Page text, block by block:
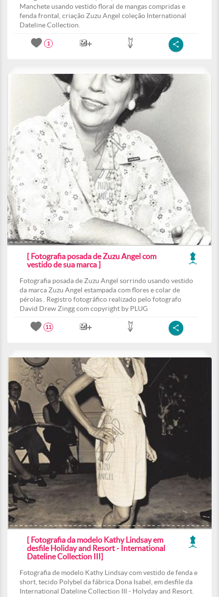
Manchete usando vestido floral de mangas compridas e
fenda frontal, criação Zuzu Angel coleção International
Dateline Collection.
1
[ Fotografia posada de Zuzu Angel com
vestido de sua marca ]
Fotografia posada de Zuzu Angel sorrindo usando vestido
da marca Zuzu Angel estampada com flores e colar de
pérolas . Registro fotográfico realizado pelo fotografo
David Drew Zingg com copyright by PLUG
11
[ Fotografia da modelo Kathy Lindsay em
desfile Holiday and Resort - International
Dateline Collection III]
Fotografia de modelo Kathy Lindsay com vestido de fenda e
short, tecido Polybel da fábrica Dona Isabel, em desfile da
International Dateline Collection III - Holyday and Resort.